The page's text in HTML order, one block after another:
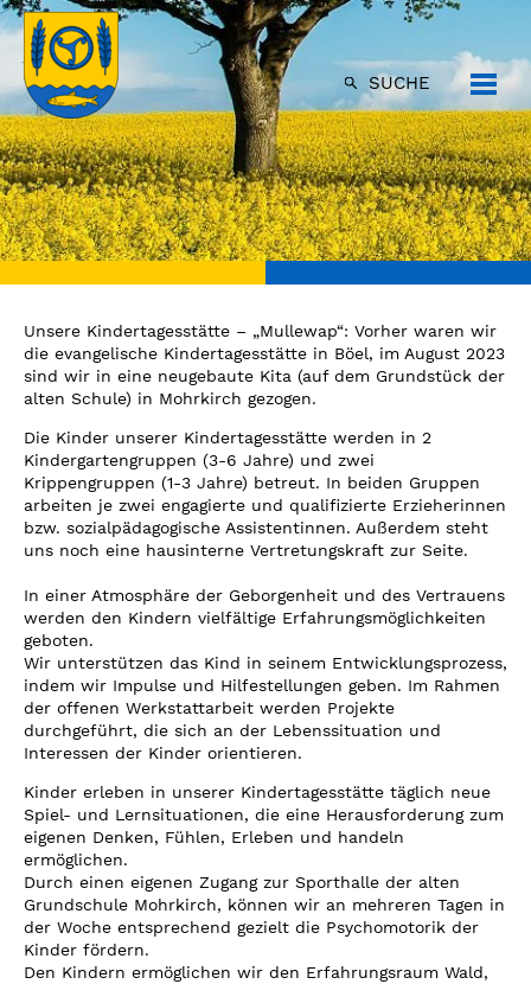
SUCHE
Unsere Kindertagesstätte – „Mullewap“: Vorher waren wir
die evangelische Kindertagesstätte in Böel, im August 2023
sind wir in eine neugebaute Kita (auf dem Grundstück der
alten Schule) in Mohrkirch gezogen.
Die Kinder unserer Kindertagesstätte werden in 2
Kindergartengruppen (3-6 Jahre) und zwei
Krippengruppen (1-3 Jahre) betreut. In beiden Gruppen
arbeiten je zwei engagierte und qualifizierte Erzieherinnen
bzw. sozialpädagogische Assistentinnen. Außerdem steht
uns noch eine hausinterne Vertretungskraft zur Seite.
In einer Atmosphäre der Geborgenheit und des Vertrauens
werden den Kindern vielfältige Erfahrungsmöglichkeiten
geboten.
Wir unterstützen das Kind in seinem Entwicklungsprozess,
indem wir Impulse und Hilfestellungen geben. Im Rahmen
der offenen Werkstattarbeit werden Projekte
durchgeführt, die sich an der Lebenssituation und
Interessen der Kinder orientieren.
Kinder erleben in unserer Kindertagesstätte täglich neue
Spiel- und Lernsituationen, die eine Herausforderung zum
eigenen Denken, Fühlen, Erleben und handeln
ermöglichen.
Durch einen eigenen Zugang zur Sporthalle der alten
Grundschule Mohrkirch, können wir an mehreren Tagen in
der Woche entsprechend gezielt die Psychomotorik der
Kinder fördern.
Den Kindern ermöglichen wir den Erfahrungsraum Wald,